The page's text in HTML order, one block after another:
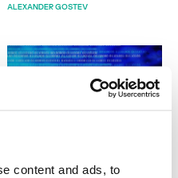
content and ads, to
ALEXANDER GOSTEV
Ante amenazas cambiantes,